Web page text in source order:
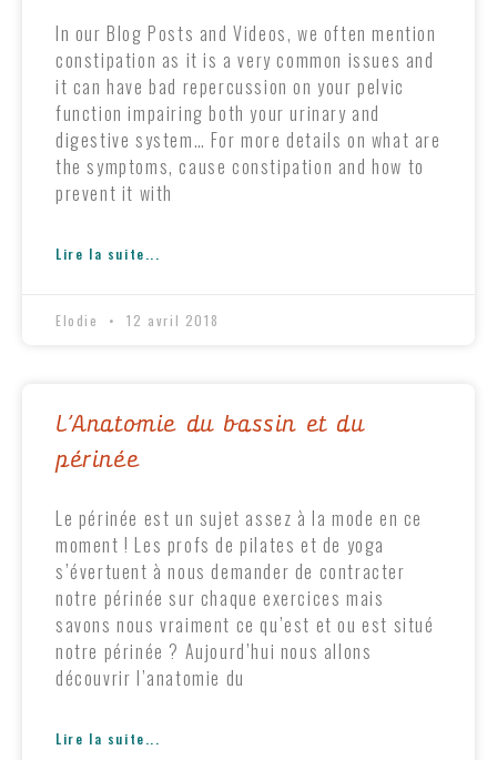
In our Blog Posts and Videos, we often mention
constipation as it is a very common issues and
it can have bad repercussion on your pelvic
function impairing both your urinary and
digestive system… For more details on what are
the symptoms, cause constipation and how to
prevent it with
Lire la suite...
Elodie 12 avril 2018
L’Anatomie du bassin et du
périnée
Le périnée est un sujet assez à la mode en ce
moment ! Les profs de pilates et de yoga
s’évertuent à nous demander de contracter
notre périnée sur chaque exercices mais
savons nous vraiment ce qu’est et ou est situé
notre périnée ? Aujourd’hui nous allons
découvrir l’anatomie du
Lire la suite...